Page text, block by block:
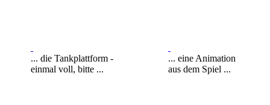
... die Tankplattform -
einmal voll, bitte ...
... eine Animation
aus dem Spiel ...